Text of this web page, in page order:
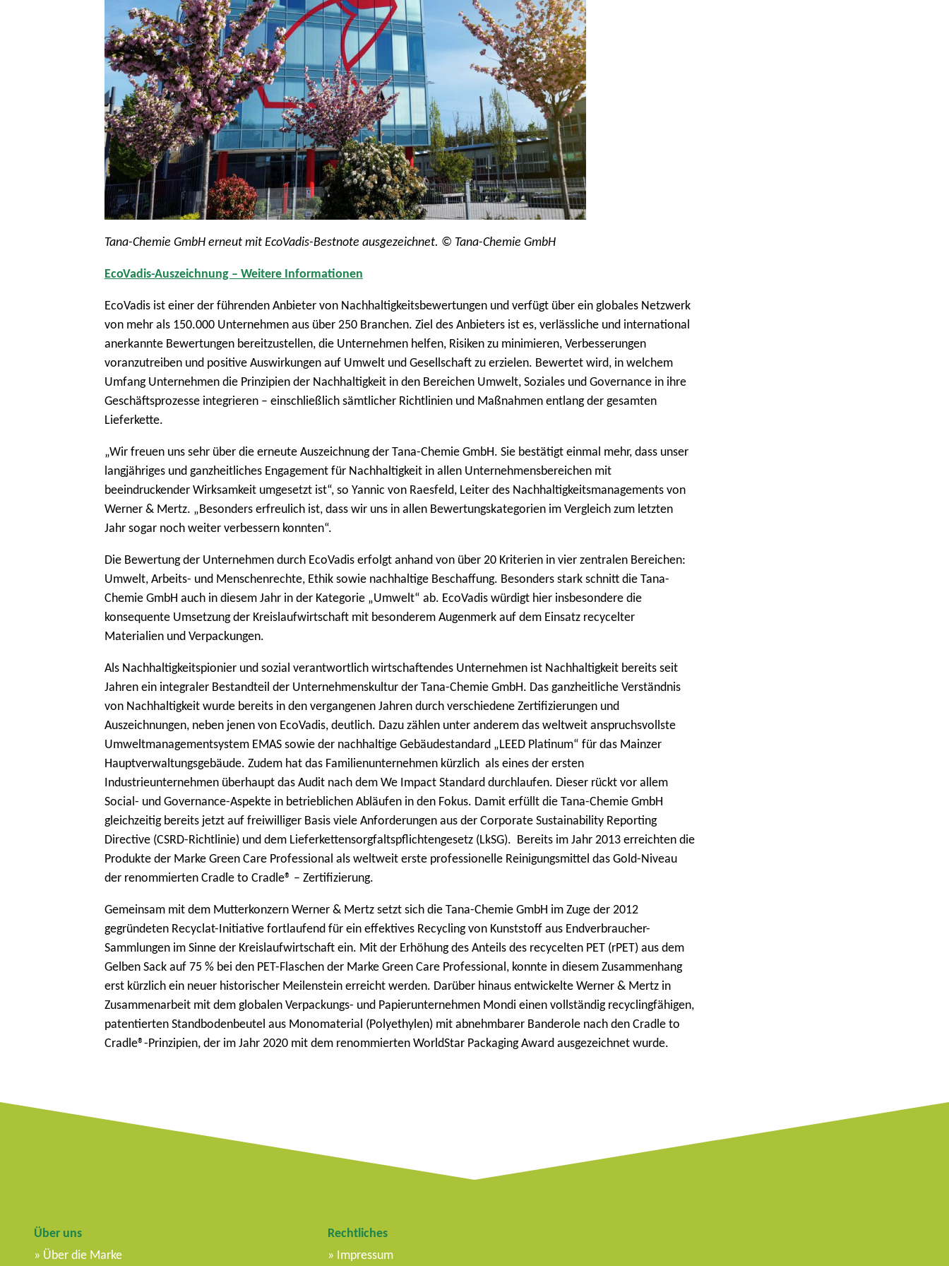
Tana-Chemie GmbH erneut mit EcoVadis-Bestnote ausgezeichnet. © Tana-Chemie GmbH
EcoVadis-Auszeichnung – Weitere Informationen
EcoVadis ist einer der führenden Anbieter von Nachhaltigkeitsbewertungen und verfügt über ein globales Netzwerk
von mehr als 150.000 Unternehmen aus über 250 Branchen. Ziel des Anbieters ist es, verlässliche und international
anerkannte Bewertungen bereitzustellen, die Unternehmen helfen, Risiken zu minimieren, Verbesserungen
voranzutreiben und positive Auswirkungen auf Umwelt und Gesellschaft zu erzielen. Bewertet wird, in welchem
Umfang Unternehmen die Prinzipien der Nachhaltigkeit in den Bereichen Umwelt, Soziales und Governance in ihre
Geschäftsprozesse integrieren – einschließlich sämtlicher Richtlinien und Maßnahmen entlang der gesamten
Lieferkette.
„Wir freuen uns sehr über die erneute Auszeichnung der Tana-Chemie GmbH. Sie bestätigt einmal mehr, dass unser
langjähriges und ganzheitliches Engagement für Nachhaltigkeit in allen Unternehmensbereichen mit
beeindruckender Wirksamkeit umgesetzt ist“, so Yannic von Raesfeld, Leiter des Nachhaltigkeitsmanagements von
Werner & Mertz. „Besonders erfreulich ist, dass wir uns in allen Bewertungskategorien im Vergleich zum letzten
Jahr sogar noch weiter verbessern konnten“.
Die Bewertung der Unternehmen durch EcoVadis erfolgt anhand von über 20 Kriterien in vier zentralen Bereichen:
Umwelt, Arbeits- und Menschenrechte, Ethik sowie nachhaltige Beschaffung. Besonders stark schnitt die Tana-
Chemie GmbH auch in diesem Jahr in der Kategorie „Umwelt“ ab. EcoVadis würdigt hier insbesondere die
konsequente Umsetzung der Kreislaufwirtschaft mit besonderem Augenmerk auf dem Einsatz recycelter
Materialien und Verpackungen.
Als Nachhaltigkeitspionier und sozial verantwortlich wirtschaftendes Unternehmen ist Nachhaltigkeit bereits seit
Jahren ein integraler Bestandteil der Unternehmenskultur der Tana-Chemie GmbH. Das ganzheitliche Verständnis
von Nachhaltigkeit wurde bereits in den vergangenen Jahren durch verschiedene Zertifizierungen und
Auszeichnungen, neben jenen von EcoVadis, deutlich. Dazu zählen unter anderem das weltweit anspruchsvollste
Umweltmanagementsystem EMAS sowie der nachhaltige Gebäudestandard „LEED Platinum“ für das Mainzer
Hauptverwaltungsgebäude. Zudem hat das Familienunternehmen kürzlich als eines der ersten
Industrieunternehmen überhaupt das Audit nach dem We Impact Standard durchlaufen. Dieser rückt vor allem
Social- und Governance-Aspekte in betrieblichen Abläufen in den Fokus. Damit erfüllt die Tana-Chemie GmbH
gleichzeitig bereits jetzt auf freiwilliger Basis viele Anforderungen aus der Corporate Sustainability Reporting
Directive (CSRD-Richtlinie) und dem Lieferkettensorgfaltspflichtengesetz (LkSG). Bereits im Jahr 2013 erreichten die
Produkte der Marke Green Care Professional als weltweit erste professionelle Reinigungsmittel das Gold-Niveau
der renommierten Cradle to Cradle® – Zertifizierung.
Gemeinsam mit dem Mutterkonzern Werner & Mertz setzt sich die Tana-Chemie GmbH im Zuge der 2012
gegründeten Recyclat-Initiative fortlaufend für ein effektives Recycling von Kunststoff aus Endverbraucher-
Sammlungen im Sinne der Kreislaufwirtschaft ein. Mit der Erhöhung des Anteils des recycelten PET (rPET) aus dem
Gelben Sack auf 75 % bei den PET-Flaschen der Marke Green Care Professional, konnte in diesem Zusammenhang
erst kürzlich ein neuer historischer Meilenstein erreicht werden. Darüber hinaus entwickelte Werner & Mertz in
Zusammenarbeit mit dem globalen Verpackungs- und Papierunternehmen Mondi einen vollständig recyclingfähigen,
patentierten Standbodenbeutel aus Monomaterial (Polyethylen) mit abnehmbarer Banderole nach den Cradle to
Cradle®-Prinzipien, der im Jahr 2020 mit dem renommierten WorldStar Packaging Award ausgezeichnet wurde.
Über uns
Über die Marke
Rechtliches
Impressum